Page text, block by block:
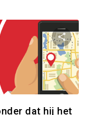
dat hij het